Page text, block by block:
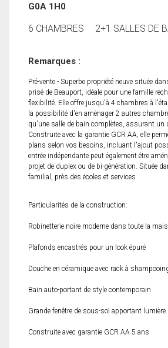
G0A 1H0
6 CHAMBRES 2+1 SALLES DE
Remarques :
Pré-vente - Superbe propriété neuve située
prisé de Beauport, idéale pour une famille
flexibilité. Elle offre jusqu'à 4 chambres à
la possibilité d'en aménager 2 autres
qu'une salle de bain complètes, assurant un
Construite avec la garantie GCR AA, elle
plans selon vos besoins, incluant l'ajout
entrée indépendante peut également être
projet de duplex ou de bi-génération. Située
familial, près des écoles et services
Particularités de la construction:
Robinetterie noire moderne dans toute la
Plafonds encastrés pour un look épuré
Douche en céramique avec rack à
Bain auto-portant de style contemporain
Grande fenêtre de sous-sol apportant lumière
Construite avec garantie GCR AA 5 ans